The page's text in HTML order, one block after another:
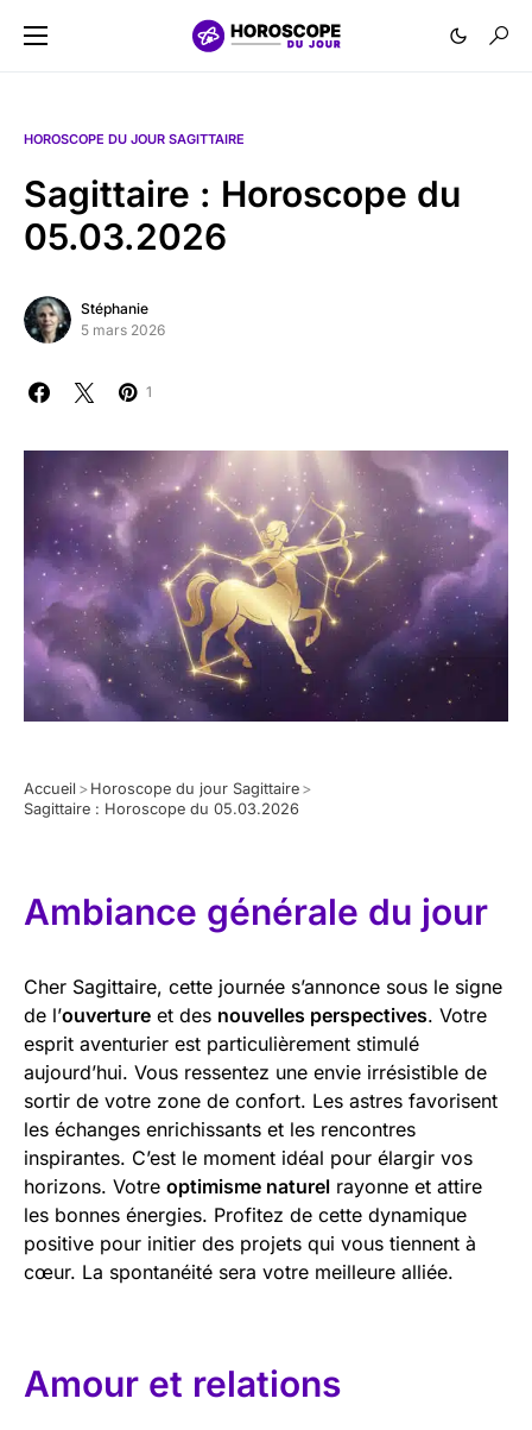
HOROSCOPE DU JOUR SAGITTAIRE
Sagittaire : Horoscope du
05.03.2026
Stéphanie
5 mars 2026
1
Accueil > Horoscope du jour Sagittaire >
Sagittaire : Horoscope du 05.03.2026
Ambiance générale du jour
Cher Sagittaire, cette journée s’annonce sous le signe
de l’ouverture et des nouvelles perspectives. Votre
esprit aventurier est particulièrement stimulé
aujourd’hui. Vous ressentez une envie irrésistible de
sortir de votre zone de confort. Les astres favorisent
les échanges enrichissants et les rencontres
inspirantes. C’est le moment idéal pour élargir vos
horizons. Votre optimisme naturel rayonne et attire
les bonnes énergies. Profitez de cette dynamique
positive pour initier des projets qui vous tiennent à
cœur. La spontanéité sera votre meilleure alliée.
Amour et relations